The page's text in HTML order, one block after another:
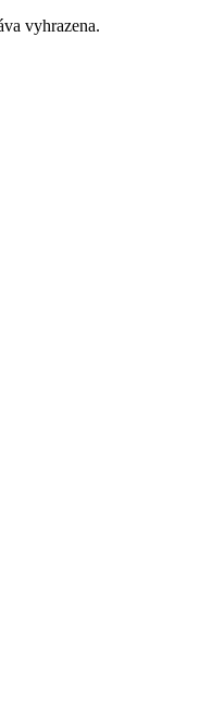
vyhrazena.